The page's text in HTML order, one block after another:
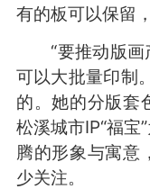
有的板可以保留
“要推动版画
可以大批量印制
的。她的分版套
松溪城市IP“福宝
腾的形象与寓意
少关注。